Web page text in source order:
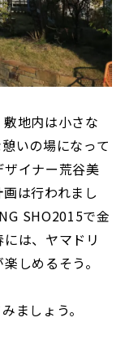
地内は小さな
いの場になって
イナー荒谷美
は行われまし
SHO2015で金
は、ヤマドリ
しめるそう。
ましょう。